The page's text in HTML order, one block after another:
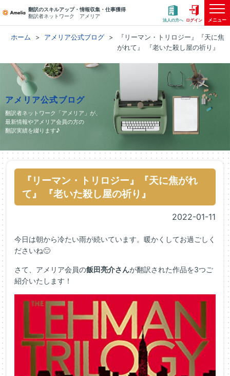
翻訳のスキルアップ・情報収集・仕事獲得
翻訳者ネットワーク アメリア
法人の方へ ログイン メニュー
ホーム アメリア公式ブログ
『リーマン・トリロジー』『天に焦
がれて』 『老いた殺し屋の祈り』
アメリア公式ブログ
翻訳者ネットワーク「アメリア」が、
最新情報やアメリア会員の方の
翻訳実績を綴ります♪
『リーマン・トリロジー』『天に焦がれ
て』 『老いた殺し屋の祈り』
2022-01-11
今日は朝から冷たい雨が続いています。暖かくしてお過ごしく
ださいね🙂
さて、アメリア会員の飯田亮介さんが翻訳された作品を3つご
紹介いたします！